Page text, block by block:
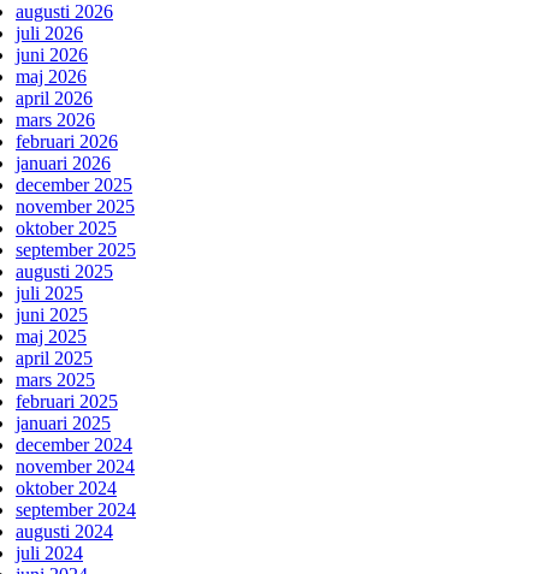
augusti 2026
juli 2026
juni 2026
maj 2026
april 2026
mars 2026
februari 2026
januari 2026
december 2025
november 2025
oktober 2025
september 2025
augusti 2025
juli 2025
juni 2025
maj 2025
april 2025
mars 2025
februari 2025
januari 2025
december 2024
november 2024
oktober 2024
september 2024
augusti 2024
juli 2024